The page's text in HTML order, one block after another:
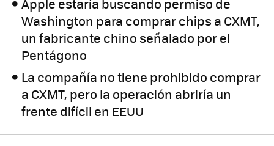
Apple estaría buscando permiso de
Washington para comprar chips a CXMT,
un fabricante chino señalado por el
Pentágono
La compañía no tiene prohibido comprar
a CXMT, pero la operación abriría un
frente difícil en EEUU